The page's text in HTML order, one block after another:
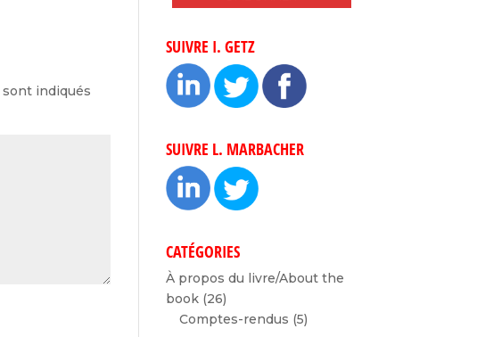
indiqués
SUIVRE I. GETZ
SUIVRE L. MARBACHER
CATÉGORIES
À propos du livre/About the
book(26)
Comptes-rendus (5)